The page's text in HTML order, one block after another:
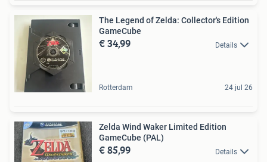
The Legend of Zelda: Collector's Edition
GameCube
€ 34,99 Details
Rotterdam 24 jul 26
Zelda Wind Waker Limited Edition
GameCube (PAL)
€ 85,99 Details